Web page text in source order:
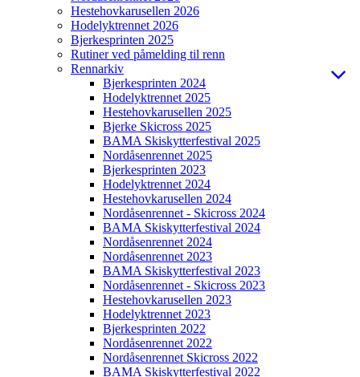
Hestehovkarusellen 2026
Hodelyktrennet 2026
Bjerkesprinten 2025
Rutiner ved påmelding til renn
Rennarkiv
Bjerkesprinten 2024
Hodelyktrennet 2025
Hestehovkarusellen 2025
Bjerke Skicross 2025
BAMA Skiskytterfestival 2025
Nordåsenrennet 2025
Bjerkesprinten 2023
Hodelyktrennet 2024
Hestehovkarusellen 2024
Nordåsenrennet - Skicross 2024
BAMA Skiskytterfestival 2024
Nordåsenrennet 2024
Nordåsenrennet 2023
BAMA Skiskytterfestival 2023
Nordåsenrennet - Skicross 2023
Hestehovkarusellen 2023
Hodelyktrennet 2023
Bjerkesprinten 2022
Nordåsenrennet 2022
Nordåsenrennet Skicross 2022
BAMA Skiskytterfestival 2022